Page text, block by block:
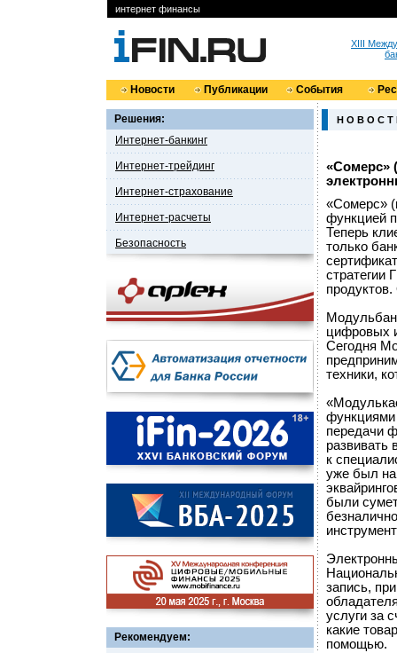
интернет финансы
XIII
Новости Публикации События
Решения:
Интернет-банкинг
Интернет-трейдинг
Интернет-страхование
Интернет-расчеты
Безопасность
Рекомендуем:
Н О В О С Т
«Сомерс»
«Сомерс»
функцией
Теперь
только
стратегии
цифровых
Сегодня
техники,
функциями
передачи
развивать
к
уже был
были
запись,
услуги за
какие
помощью.